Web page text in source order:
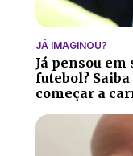
JÁ IMAGINOU?
Já pensou
futebol?
começar a